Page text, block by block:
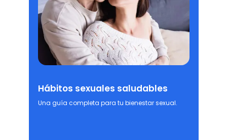
Hábitos sexuales saludables
Una guía completa para tu bienestar sexual.